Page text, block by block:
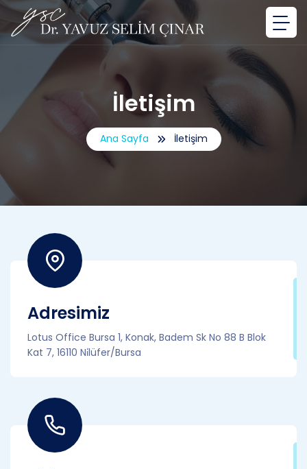
İletişim
Ana Sayfa İletişim
Adresimiz
Lotus Office Bursa 1, Konak, Badem Sk No 88 B Blok
Kat 7, 16110 Ni̇lüfer/Bursa